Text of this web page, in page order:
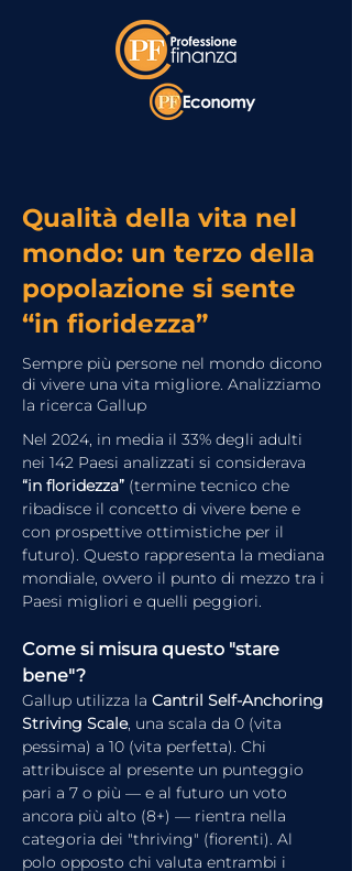
Qualità della vita nel
mondo: un terzo della
popolazione si sente
“in fioridezza”
Sempre più persone nel mondo dicono
di vivere una vita migliore. Analizziamo
la ricerca Gallup
Nel 2024, in media il 33% degli adulti
nei 142 Paesi analizzati si considerava
“in floridezza” (termine tecnico che
ribadisce il concetto di vivere bene e
con prospettive ottimistiche per il
futuro). Questo rappresenta la mediana
mondiale, ovvero il punto di mezzo tra i
Paesi migliori e quelli peggiori.
Come si misura questo "stare
bene"?
Gallup utilizza la Cantril Self-Anchoring
Striving Scale, una scala da 0 (vita
pessima) a 10 (vita perfetta). Chi
attribuisce al presente un punteggio
pari a 7 o più — e al futuro un voto
ancora più alto (8+) — rientra nella
categoria dei "thriving" (fiorenti). Al
polo opposto chi valuta entrambi i